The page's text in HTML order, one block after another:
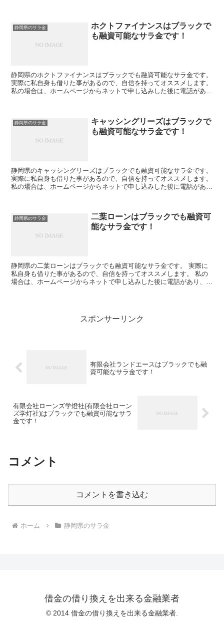
静岡県のサラ金
ホクトファイナンスはブラックで
も融資可能なサラ金です！
静岡県のホクトファイナンスはブラックでも融資可能なサラ金です。
実際に私自身も借りた事があるので、自信を持ってオススメします。
私の場合は、ホームページからネットで申し込みした後に電話があ
静岡県のサラ金
キャッシングリーズはブラックで
も融資可能なサラ金です！
静岡県のキャッシングリーズはブラックでも融資可能なサラ金です。
実際に私自身も借りた事があるので、自信を持ってオススメします。
私の場合は、ホームページからネットで申し込みした後に電話があ
静岡県のサラ金
二葉ローンはブラックでも融資可
能なサラ金です！
静岡県の二葉ローンはブラックでも融資可能なサラ金です。 実際に
私自身も借りた事があるので、自信を持ってオススメします。 私の
場合は、ホームページからネットで申し込みした後に電話があり、詳
スポンサーリンク
有限会社ランドエースはブラックでも融
資可能なサラ金です！
有限会社ローンズ学燈社(有限会社ローン
ズ学灯社)はブラックでも融資可能なサラ
金です！
コメント
コメントを書き込む
ホーム 静岡県のサラ金
借金の借り換えを出来る金融業者
© 2014 借金の借り換えを出来る金融業者.